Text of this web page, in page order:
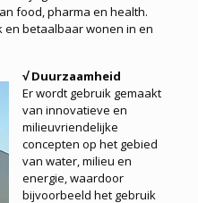
food, pharma en health.
betaalbaar wonen in en
√ Duurzaamheid
Er wordt gebruik gemaakt
van innovatieve en
milieuvriendelijke
concepten op het gebied
van water, milieu en
energie, waardoor
bijvoorbeeld het gebruik